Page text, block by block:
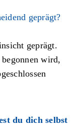
geprägt?
geprägt.
wird,
du dich selbst